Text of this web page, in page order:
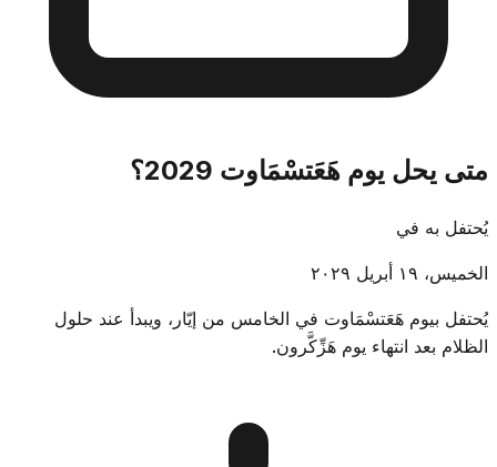
متى يحل يوم هَعَتسْمَاوت 2029؟
يُحتفل به في
الخميس، ١٩ أبريل ٢٠٢٩
يُحتفل بيوم هَعَتسْمَاوت في الخامس من إيّار، ويبدأ عند حلول
الظلام بعد انتهاء يوم هَزِّكَّرون.